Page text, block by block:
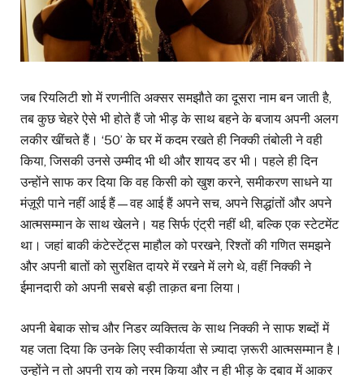
जब रियलिटी शो में रणनीति अक्सर समझौते का दूसरा नाम बन जाती है,
तब कुछ चेहरे ऐसे भी होते हैं जो भीड़ के साथ बहने के बजाय अपनी अलग
लकीर खींचते हैं। ‘50’ के घर में कदम रखते ही निक्की तंबोली ने वही
किया, जिसकी उनसे उम्मीद भी थी और शायद डर भी। पहले ही दिन
उन्होंने साफ कर दिया कि वह किसी को खुश करने, समीकरण साधने या
मंज़ूरी पाने नहीं आई हैं—वह आई हैं अपने सच, अपने सिद्धांतों और अपने
आत्मसम्मान के साथ खेलने। यह सिर्फ एंट्री नहीं थी, बल्कि एक स्टेटमेंट
था। जहां बाकी कंटेस्टेंट्स माहौल को परखने, रिश्तों की गणित समझने
और अपनी बातों को सुरक्षित दायरे में रखने में लगे थे, वहीं निक्की ने
ईमानदारी को अपनी सबसे बड़ी ताक़त बना लिया।
अपनी बेबाक सोच और निडर व्यक्तित्व के साथ निक्की ने साफ शब्दों में
यह जता दिया कि उनके लिए स्वीकार्यता से ज़्यादा ज़रूरी आत्मसम्मान है।
उन्होंने न तो अपनी राय को नरम किया और न ही भीड़ के दबाव में आकर